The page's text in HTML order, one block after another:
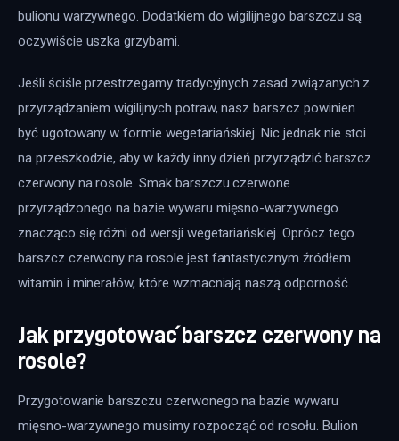
bulionu warzywnego. Dodatkiem do wigilijnego barszczu są
oczywiście uszka grzybami.
Jeśli ściśle przestrzegamy tradycyjnych zasad związanych z
przyrządzaniem wigilijnych potraw, nasz barszcz powinien
być ugotowany w formie wegetariańskiej. Nic jednak nie stoi
na przeszkodzie, aby w każdy inny dzień przyrządzić barszcz
czerwony na rosole. Smak barszczu czerwone
przyrządzonego na bazie wywaru mięsno-warzywnego
znacząco się różni od wersji wegetariańskiej. Oprócz tego
barszcz czerwony na rosole jest fantastycznym źródłem
witamin i minerałów, które wzmacniają naszą odporność.
Jak przygotować barszcz czerwony na
rosole?
Przygotowanie barszczu czerwonego na bazie wywaru
mięsno-warzywnego musimy rozpocząć od rosołu. Bulion